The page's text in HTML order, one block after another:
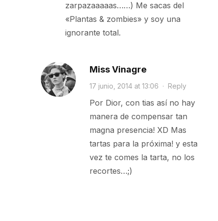
zarpazaaaaas……) Me sacas del
«Plantas & zombies» y soy una
ignorante total.
Miss Vinagre
17 junio, 2014 at 13:06 · Reply
Por Dior, con tias así no hay
manera de compensar tan
magna presencia! XD Mas
tartas para la próxima! y esta
vez te comes la tarta, no los
recortes…;)